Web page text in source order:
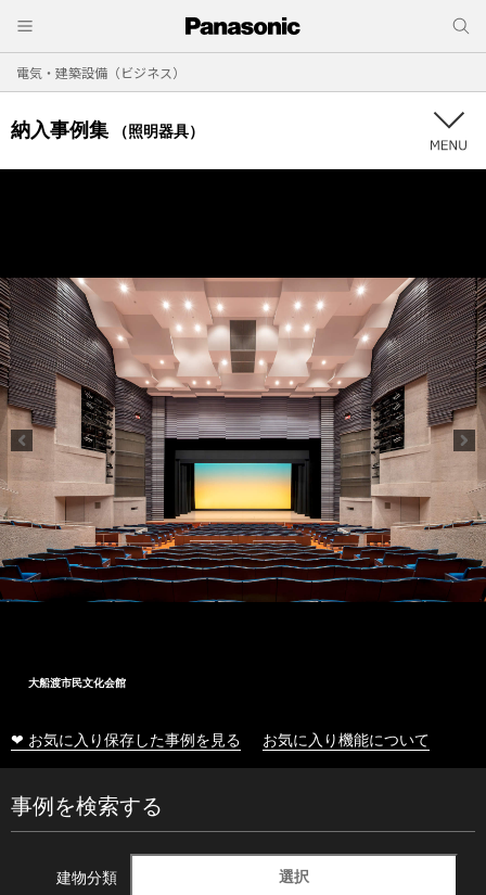
電気・建築設備（ビジネス）
納入事例集 （照明器具）
大船渡市民文化会館
❤ お気に入り保存した事例を見る お気に入り機能について
事例を検索する
建物分類 選択